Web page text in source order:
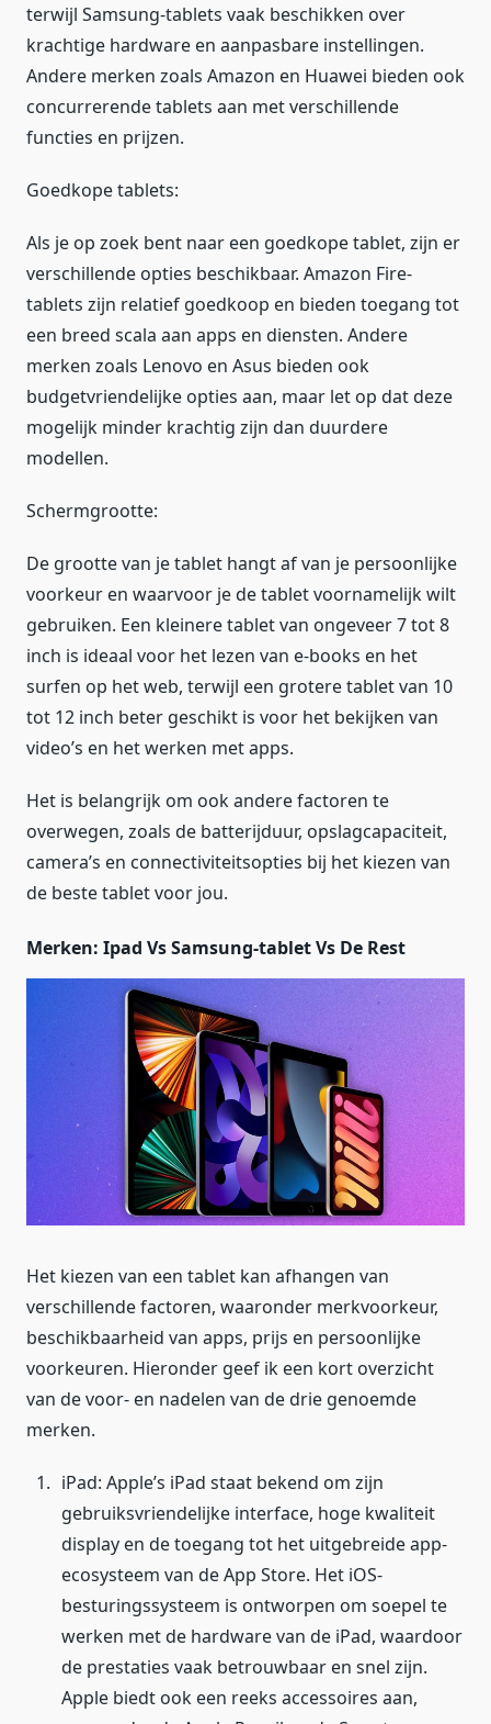
terwijl Samsung-tablets vaak beschikken over
krachtige hardware en aanpasbare instellingen.
Andere merken zoals Amazon en Huawei bieden ook
concurrerende tablets aan met verschillende
functies en prijzen.
Goedkope tablets:
Als je op zoek bent naar een goedkope tablet, zijn er
verschillende opties beschikbaar. Amazon Fire-
tablets zijn relatief goedkoop en bieden toegang tot
een breed scala aan apps en diensten. Andere
merken zoals Lenovo en Asus bieden ook
budgetvriendelijke opties aan, maar let op dat deze
mogelijk minder krachtig zijn dan duurdere
modellen.
Schermgrootte:
De grootte van je tablet hangt af van je persoonlijke
voorkeur en waarvoor je de tablet voornamelijk wilt
gebruiken. Een kleinere tablet van ongeveer 7 tot 8
inch is ideaal voor het lezen van e-books en het
surfen op het web, terwijl een grotere tablet van 10
tot 12 inch beter geschikt is voor het bekijken van
video’s en het werken met apps.
Het is belangrijk om ook andere factoren te
overwegen, zoals de batterijduur, opslagcapaciteit,
camera’s en connectiviteitsopties bij het kiezen van
de beste tablet voor jou.
Merken: Ipad Vs Samsung-tablet Vs De Rest
Het kiezen van een tablet kan afhangen van
verschillende factoren, waaronder merkvoorkeur,
beschikbaarheid van apps, prijs en persoonlijke
voorkeuren. Hieronder geef ik een kort overzicht
van de voor- en nadelen van de drie genoemde
merken.
iPad: Apple’s iPad staat bekend om zijn
gebruiksvriendelijke interface, hoge kwaliteit
display en de toegang tot het uitgebreide app-
ecosysteem van de App Store. Het iOS-
besturingssysteem is ontworpen om soepel te
werken met de hardware van de iPad, waardoor
de prestaties vaak betrouwbaar en snel zijn.
Apple biedt ook een reeks accessoires aan,